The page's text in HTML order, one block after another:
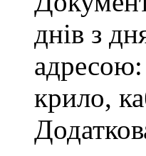
днів з
крило,